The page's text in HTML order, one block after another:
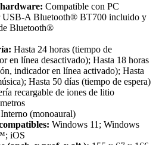
Compatible con PC
USB-A Bluetooth® BT700 incluido y
Bluetooth®
Hasta 24 horas (tiempo de
en línea desactivado); Hasta 18 horas
indicador en línea activado); Hasta
Hasta 50 días (tiempo de espera)
recargable de iones de litio
Interno (monoaural)
Windows 11; Windows
iOS